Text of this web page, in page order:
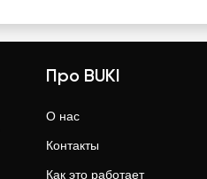
Про BUKI
О нас
Контакты
Как это работает